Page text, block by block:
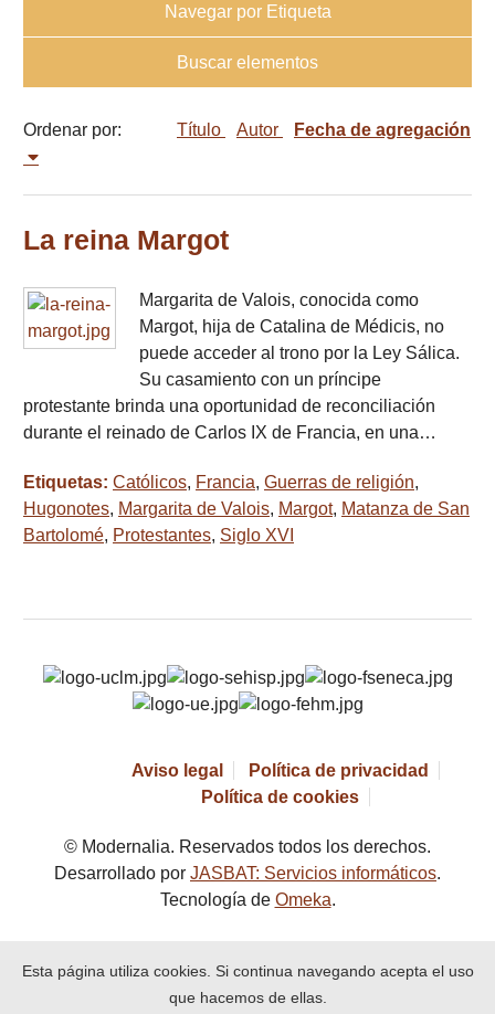
Navegar por Etiqueta
Buscar elementos
Ordenar por: Título Autor Fecha de agregación
La reina Margot
Margarita de Valois, conocida como
Margot, hija de Catalina de Médicis, no
puede acceder al trono por la Ley Sálica.
Su casamiento con un príncipe
protestante brinda una oportunidad de reconciliación
durante el reinado de Carlos IX de Francia, en una…
Etiquetas: Católicos, Francia, Guerras de religión,
Hugonotes, Margarita de Valois, Margot, Matanza de San
Bartolomé, Protestantes, Siglo XVI
Aviso legal
Política de privacidad
Política de cookies
© Modernalia. Reservados todos los derechos.
Desarrollado por JASBAT: Servicios informáticos.
Tecnología de Omeka.
Esta página utiliza cookies. Si continua navegando acepta el uso
que hacemos de ellas.